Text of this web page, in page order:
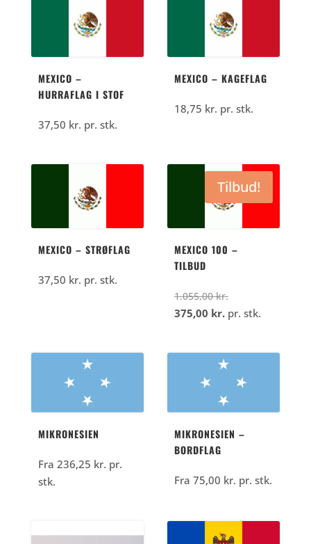
MEXICO –
HURRAFLAG I STOF
37,50 kr. pr. stk.
MEXICO – KAGEFLAG
18,75 kr. pr. stk.
MEXICO – STRØFLAG
37,50 kr. pr. stk.
Tilbud!
MEXICO 100 –
TILBUD
1.055,00kr.Den
oprindelige
1.055,00
kr..
375,00 kr.Den
er:
375,00
kr..
pr. stk.
MIKRONESIEN
Fra 236,25 kr. pr.
stk.
MIKRONESIEN –
BORDFLAG
Fra75,00 kr. pr. stk.